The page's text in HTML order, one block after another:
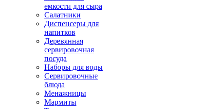
емкости для сыра
Салатники
Диспенсеры для
напитков
Деревянная
сервировочная
посуда
Наборы для воды
Сервировочные
блюда
Менажницы
Мармиты